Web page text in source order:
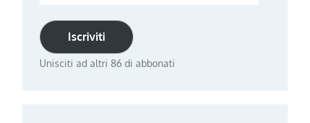
Iscriviti
Unisciti ad altri 86 di abbonati